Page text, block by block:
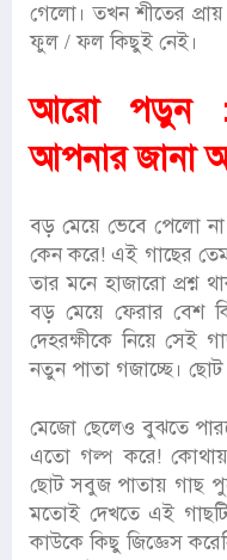
গেলো। তখন শীতের
ফুল / ফল কিছুই নেই।
আরো পড়ুন
আপনার জানা
বড় মেয়ে ভেবে পেলো
কেন করে! এই গাছের
তার মনে হাজারো প্রশ্ন
বড় মেয়ে ফেরার বেশ
দেহরক্ষীকে নিয়ে সেই
নতুন পাতা গজাচ্ছে।
মেজো ছেলেও বুঝতে
এতো গল্প করে!
ছোট সবুজ পাতায় গাছ
মতোই দেখতে এই
কাউকে কিছু জিজ্ঞেস